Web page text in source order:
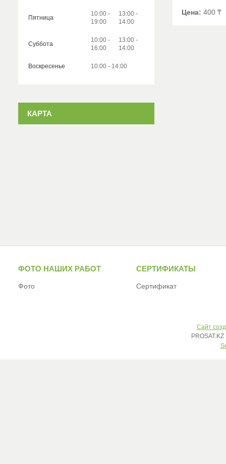
Цена: 400 ₸
Пятница
10:00
19:00
13:00
14:00
Суббота
10:00
16:00
13:00
14:00
Воскресенье 10:00 14:00
КАРТА
ФОТО НАШИХ РАБОТ
Фото
СЕРТИФИКАТЫ
Сертификат
Сайт